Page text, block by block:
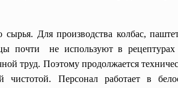
сырья. Для производства колбас,
почти не используют в
труд. Поэтому продолжается
чистотой. Персонал работает в